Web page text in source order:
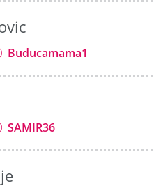
Buducamama1
SAMIR36